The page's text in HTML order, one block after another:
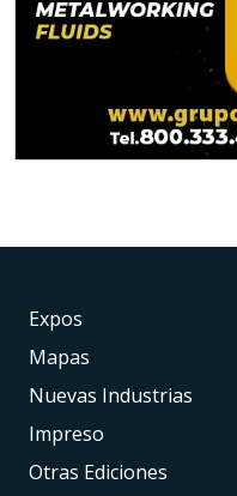
Expos
Mapas
Nuevas Industrias
Impreso
Otras Ediciones